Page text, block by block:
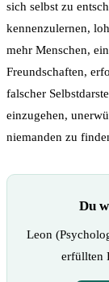
sich selbst zu
kennenzulernen,
mehr Menschen,
Freundschaften,
falscher
einzugehen,
niemanden zu
Du
Leon
erfüllten